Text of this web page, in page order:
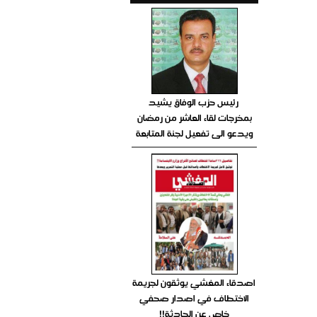
رئيس حزب الوفاق يشيد
بمخرجات لقاء العاشر من رمضان
ويدعو الى تفعيل لجنة المتابعة
اصدقاء المغشي يوثقون لجريمة
الاختطاف في اصدار صحفي
خاص عن الحادثة!!